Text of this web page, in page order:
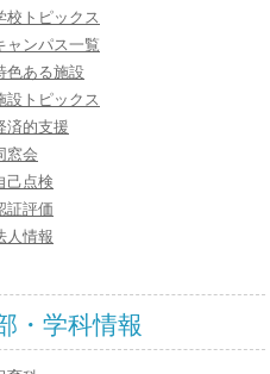
校トピックス
ャンパス一覧
色ある施設
設トピックス
済的支援
窓会
己点検
証評価
人情報
・学科情報